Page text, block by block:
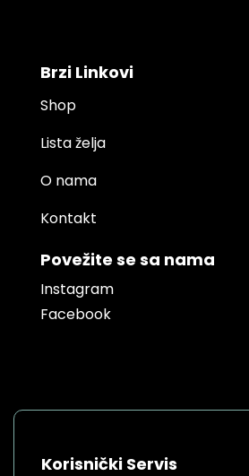
Brzi Linkovi
Shop
Lista želja
O nama
Kontakt
Povežite se sa nama
Instagram
Facebook
Korisnički Servis